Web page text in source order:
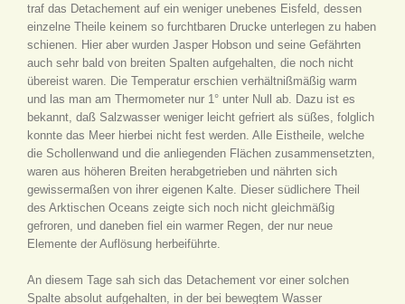
traf das Detachement auf ein weniger unebenes Eisfeld, dessen
einzelne Theile keinem so furchtbaren Drucke unterlegen zu haben
schienen. Hier aber wurden Jasper Hobson und seine Gefährten
auch sehr bald von breiten Spalten aufgehalten, die noch nicht
übereist waren. Die Temperatur erschien verhältnißmäßig warm
und las man am Thermometer nur 1° unter Null ab. Dazu ist es
bekannt, daß Salzwasser weniger leicht gefriert als süßes, folglich
konnte das Meer hierbei nicht fest werden. Alle Eistheile, welche
die Schollenwand und die anliegenden Flächen zusammensetzten,
waren aus höheren Breiten herabgetrieben und nährten sich
gewissermaßen von ihrer eigenen Kalte. Dieser südlichere Theil
des Arktischen Oceans zeigte sich noch nicht gleichmäßig
gefroren, und daneben fiel ein warmer Regen, der nur neue
Elemente der Auflösung herbeiführte.
An diesem Tage sah sich das Detachement vor einer solchen
Spalte absolut aufgehalten, in der bei bewegtem Wasser